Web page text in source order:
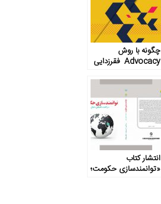
چگونه با روش
Advocacy فقرزدایی
انتشار کتاب
«توانمندسازی حکومت؛